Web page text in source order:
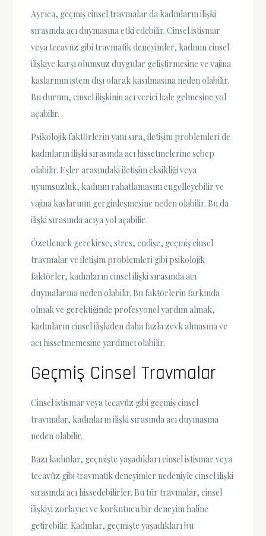
Ayrıca, geçmiş cinsel travmalar da kadınların ilişki
sırasında acı duymasına etki edebilir. Cinsel istismar
veya tecavüz gibi travmatik deneyimler, kadının cinsel
ilişkiye karşı olumsuz duygular geliştirmesine ve vajina
kaslarının istem dışı olarak kasılmasına neden olabilir.
Bu durum, cinsel ilişkinin acı verici hale gelmesine yol
açabilir.
Psikolojik faktörlerin yanı sıra, iletişim problemleri de
kadınların ilişki sırasında acı hissetmelerine sebep
olabilir. Eşler arasındaki iletişim eksikliği veya
uyumsuzluk, kadının rahatlamasını engelleyebilir ve
vajina kaslarının gerginleşmesine neden olabilir. Bu da
ilişki sırasında acıya yol açabilir.
Özetlemek gerekirse, stres, endişe, geçmiş cinsel
travmalar ve iletişim problemleri gibi psikolojik
faktörler, kadınların cinsel ilişki sırasında acı
duymalarına neden olabilir. Bu faktörlerin farkında
olmak ve gerektiğinde profesyonel yardım almak,
kadınların cinsel ilişkiden daha fazla zevk almasına ve
acı hissetmemesine yardımcı olabilir.
Geçmiş Cinsel Travmalar
Cinsel istismar veya tecavüz gibi geçmiş cinsel
travmalar, kadınların ilişki sırasında acı duymasına
neden olabilir.
Bazı kadınlar, geçmişte yaşadıkları cinsel istismar veya
tecavüz gibi travmatik deneyimler nedeniyle cinsel ilişki
sırasında acı hissedebilirler. Bu tür travmalar, cinsel
ilişkiyi zorlayıcı ve korkutucu bir deneyim haline
getirebilir. Kadınlar, geçmişte yaşadıkları bu